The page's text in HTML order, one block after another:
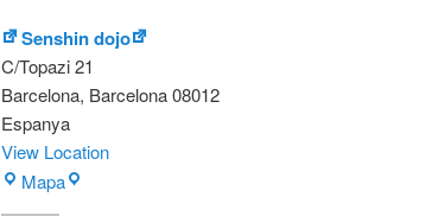
Senshin dojo
C/Topazi 21
Barcelona, Barcelona08012
Espanya
View Location
MapaSenshin